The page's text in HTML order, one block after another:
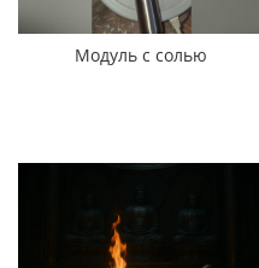
Модуль с солью